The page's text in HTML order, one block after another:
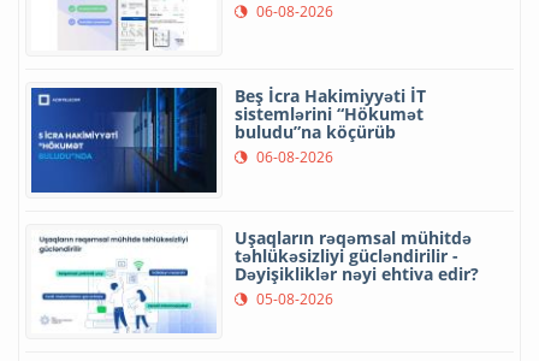
06-08-2026
Beş İcra Hakimiyyəti İT
sistemlərini “Hökumət
buludu”na köçürüb
06-08-2026
Uşaqların rəqəmsal mühitdə
təhlükəsizliyi gücləndirilir -
Dəyişikliklər nəyi ehtiva edir?
05-08-2026